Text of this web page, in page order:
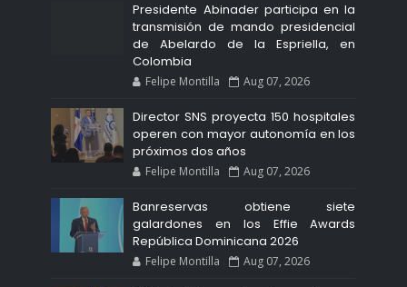
Presidente Abinader participa en la
transmisión de mando presidencial
de Abelardo de la Espriella, en
Colombia
Felipe Montilla Aug 07, 2026
Director SNS proyecta 150 hospitales
operen con mayor autonomía en los
próximos dos años
Felipe Montilla Aug 07, 2026
Banreservas obtiene siete
galardones en los Effie Awards
República Dominicana 2026
Felipe Montilla Aug 07, 2026